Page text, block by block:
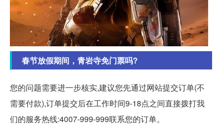
春节放假期间，青岩寺免门票吗?
您的问题需要进一步核实,建议您先通过网站提交订单(不
需要付款),订单提交后在工作时间9-18点之间直接拨打我
们的服务热线:4007-999-999联系您的订单。